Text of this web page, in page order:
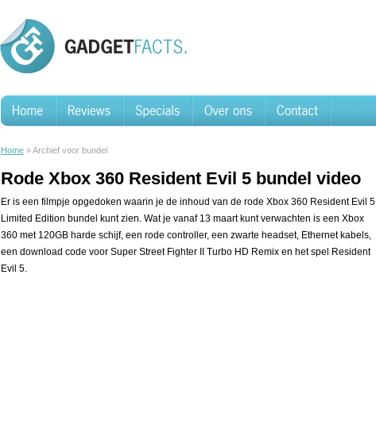
Home » Archief voor bundel
Rode Xbox 360 Resident Evil 5 bundel video
Er is een filmpje opgedoken waarin je de inhoud van de rode Xbox 360 Resident Evil 5
Limited Edition bundel kunt zien. Wat je vanaf 13 maart kunt verwachten is een Xbox
360 met 120GB harde schijf, een rode controller, een zwarte headset, Ethernet kabels,
een download code voor Super Street Fighter II Turbo HD Remix en het spel Resident
Evil 5.